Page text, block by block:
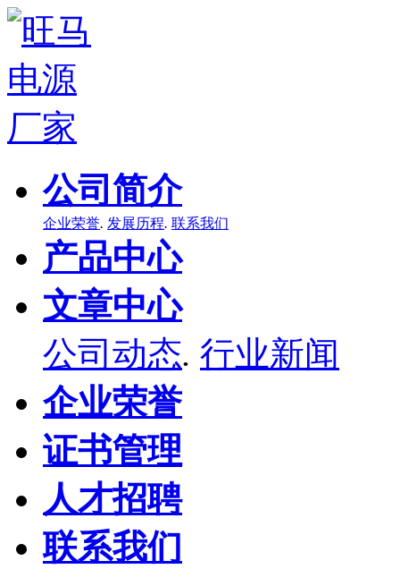
公司简介
企业荣誉. 发展历程. 联系我们
产品中心
文章中心
公司动态. 行业新闻
企业荣誉
证书管理
人才招聘
联系我们